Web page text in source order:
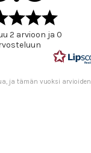
5:sta
tähdestä
2 arvioon ja 0
ja tämän vuoksi arvioiden